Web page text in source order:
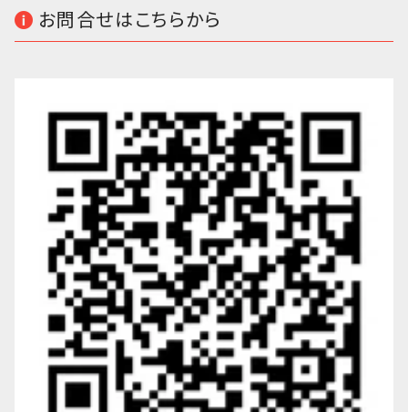
お問合せはこちらから